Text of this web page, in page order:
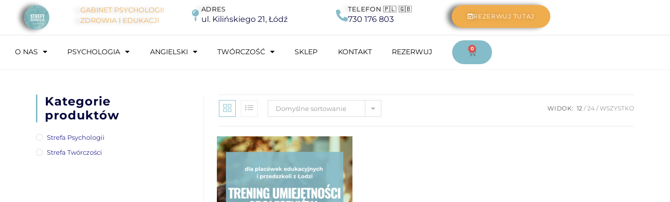
GABINET PSYCHOLOGII
ZDROWIA I EDUKACJI
ADRES
ul. Kilińskiego 21, Łódź
TELEFON 🇵🇱 🇬🇧
730 176 803 REZERWUJ TUTAJ
O NAS PSYCHOLOGIA ANGIELSKI TWÓRCZOŚĆ SKLEP KONTAKT REZERWUJ 0
Domyślne sortowanie WIDOK: 12 24 WSZYSTKO
Kategorie
produktów
Strefa Psychologii
Strefa Twórczości